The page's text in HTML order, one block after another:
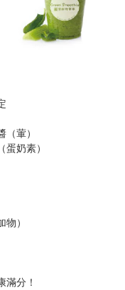
葷）
奶素）
）
分！